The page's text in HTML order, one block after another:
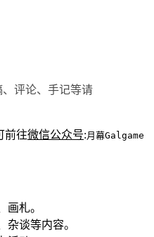
评论、手记等请
前往微信公众号:月幕Galgame
画札。
杂谈等内容。